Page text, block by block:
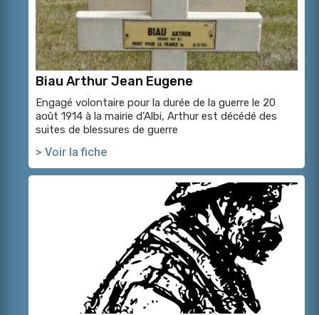
Biau Arthur Jean Eugene
Engagé volontaire pour la durée de la guerre le 20
août 1914 à la mairie d’Albi, Arthur est décédé des
suites de blessures de guerre
> Voir la fiche